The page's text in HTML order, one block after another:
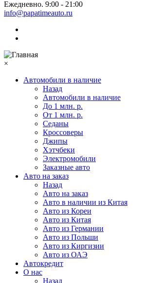
Ежедневно. 9:00 - 21:00
info@papatimeauto.ru
×
Автомобили в наличие
Назад
Автомобили в наличие
До 1 млн. р.
От 1 млн. р.
Седаны
Кроссоверы
Джипы
Хэтчбеки
Электромобили
Заказные авто
Авто на заказ
Назад
Авто на заказ
Авто в наличии из Китая
Авто из Кореи
Авто из Китая
Авто из Германии
Авто из Польши
Авто из Киргизии
Авто из ОАЭ
Автокредит
О нас
Назад